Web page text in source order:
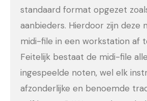
standaard format opgezet
aanbieders. Hierdoor zijn deze
midi-file in een workstation af
Feitelijk bestaat de midi-file
ingespeelde noten, wel elk
afzonderlijke en benoemde